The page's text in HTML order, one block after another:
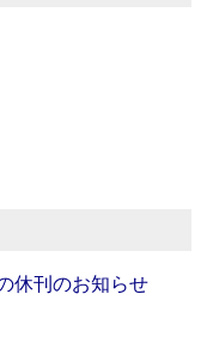
休刊のお知らせ